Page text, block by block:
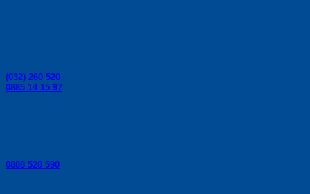
(032) 260 520
0885 14 15 97
0888 520 590